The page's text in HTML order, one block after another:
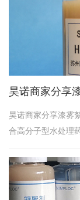
此，为了以后避免
析了以下几点；如
照检查，如果还是
昊诺商家分享
昊诺商家分享漆雾
合高分子型水处理
剂的疏水性基团附
向水中，降低了油
性，终形成小絮状
浮，达到树脂和水